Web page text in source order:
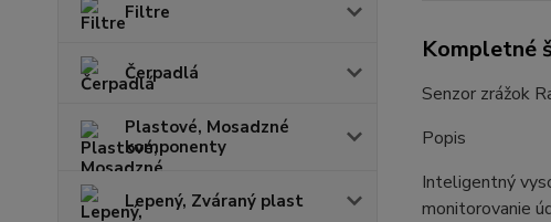
Filtre
Čerpadlá
Plastové, Mosadzné
komponenty
Lepený, Zváraný plast
Kompletné
Senzor zrážok
Popis
Inteligentný
monitorovanie